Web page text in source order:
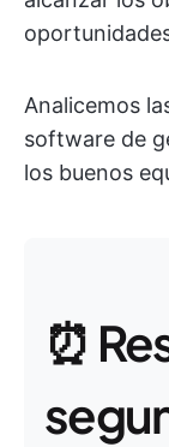
Analicemos
software de
los buenos
⏰